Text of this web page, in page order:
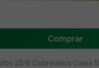
Comprar
23/6 Cobreados Caixa